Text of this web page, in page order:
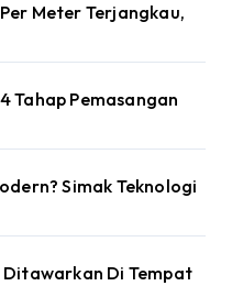
Meter Terjangkau,
Tahap Pemasangan
Simak Teknologi
Ditawarkan Di Tempat